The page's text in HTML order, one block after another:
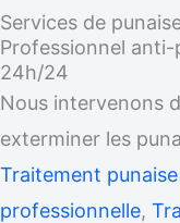
Services de
Professionnel
24h/24
Nous intervenons
exterminer les
Traitement
professionnelle,